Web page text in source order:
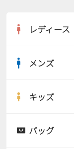
レディース
サンダル
メンズ
サンダル
キッズ
バッグ